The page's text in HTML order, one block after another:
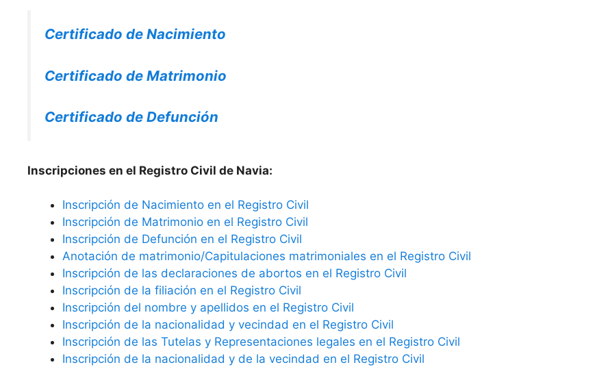
Certificado de Nacimiento
Certificado de Matrimonio
Certificado de Defunción
Inscripciones en el Registro Civil de Navia:
Inscripción de Nacimiento en el Registro Civil
Inscripción de Matrimonio en el Registro Civil
Inscripción de Defunción en el Registro Civil
Anotación de matrimonio/Capitulaciones matrimoniales en el Registro Civil
Inscripción de las declaraciones de abortos en el Registro Civil
Inscripción de la filiación en el Registro Civil
Inscripción del nombre y apellidos en el Registro Civil
Inscripción de la nacionalidad y vecindad en el Registro Civil
Inscripción de las Tutelas y Representaciones legales en el Registro Civil
Inscripción de la nacionalidad y de la vecindad en el Registro Civil